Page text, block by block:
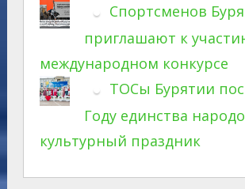
Спортсменов
приглашают к
международном конкурсе
ТОСы Бурятии
Году единства
культурный праздник